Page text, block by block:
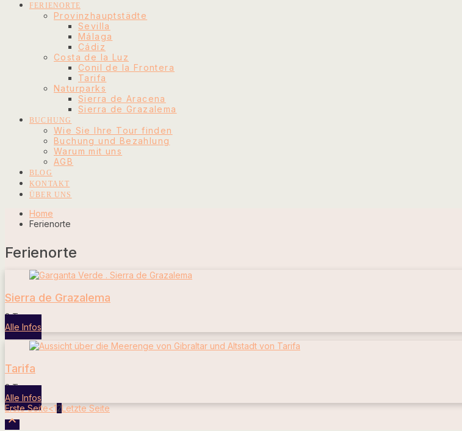
FERIENORTE
Provinzhauptstädte
Sevilla
Málaga
Cádiz
Costa de la Luz
Conil de la Frontera
Tarifa
Naturparks
Sierra de Aracena
Sierra de Grazalema
BUCHUNG
Wie Sie Ihre Tour finden
Buchung und Bezahlung
Warum mit uns
AGB
BLOG
KONTAKT
ÜBER UNS
Home
Ferienorte
Ferienorte
Sierra de Grazalema
2 Touren
Alle Infos
Tarifa
3 Touren
Alle Infos
Erste Seite<12Letzte Seite
